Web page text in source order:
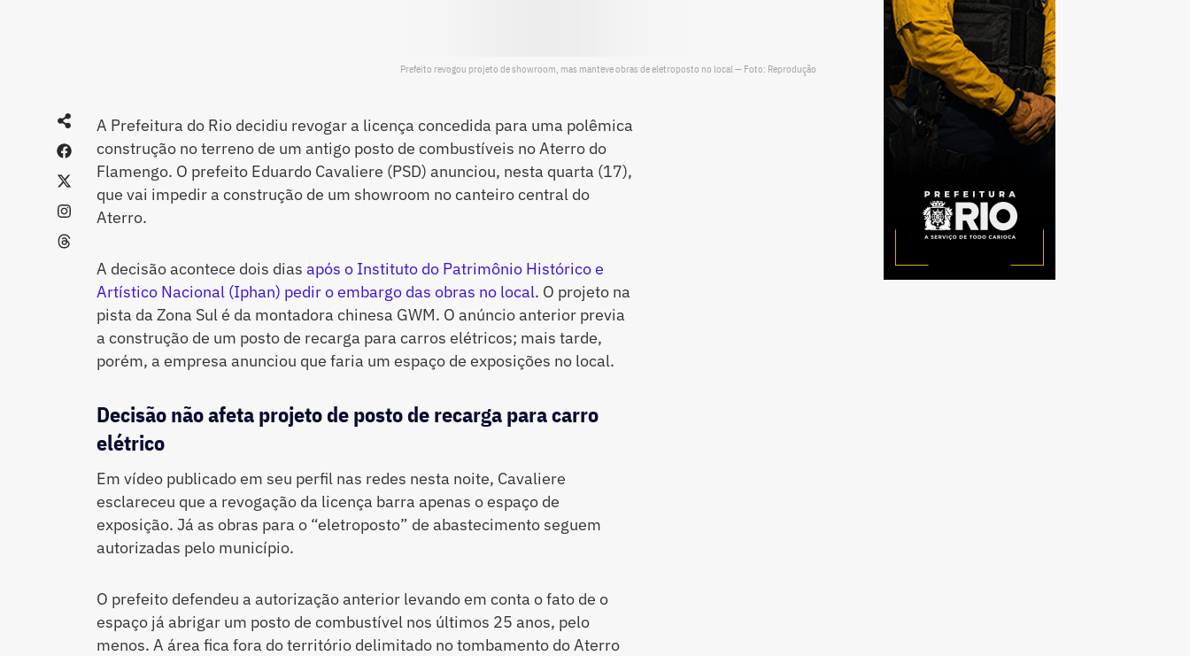
Prefeito revogou projeto de showroom, mas manteve obras de eletroposto no local — Foto: Reprodução
A Prefeitura do Rio decidiu revogar a licença concedida para uma polêmica
construção no terreno de um antigo posto de combustíveis no Aterro do
Flamengo. O prefeito Eduardo Cavaliere (PSD) anunciou, nesta quarta (17),
que vai impedir a construção de um showroom no canteiro central do
Aterro.
A decisão acontece dois dias após o Instituto do Patrimônio Histórico e
Artístico Nacional (Iphan) pedir o embargo das obras no local. O projeto na
pista da Zona Sul é da montadora chinesa GWM. O anúncio anterior previa
a construção de um posto de recarga para carros elétricos; mais tarde,
porém, a empresa anunciou que faria um espaço de exposições no local.
Decisão não afeta projeto de posto de recarga para carro
elétrico
Em vídeo publicado em seu perfil nas redes nesta noite, Cavaliere
esclareceu que a revogação da licença barra apenas o espaço de
exposição. Já as obras para o “eletroposto” de abastecimento seguem
autorizadas pelo município.
O prefeito defendeu a autorização anterior levando em conta o fato de o
espaço já abrigar um posto de combustível nos últimos 25 anos, pelo
menos. A área fica fora do território delimitado no tombamento do Aterro